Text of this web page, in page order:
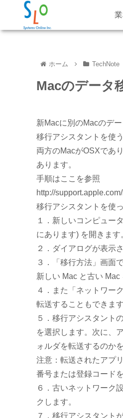
ホーム TechNote
Macのデータ
新Macに別のMacのデ
移行アシスタントを使う
両方のMacがOSXであ
あります。
手順はここを参照
http://
移行アシスタントを使
１．新しいコンピュー
にあります) を開きま
２．ダイアログが表示
３．「移行方法」画面
新しい Mac と古い
４．また「ネットワー
転送することもできます
５．移行アシスタント
を選択します。次に、
ォルダを転送するのか
注意：転送されたアプ
番号または登録コード
６．古いネットワーク
クします。
７．移行アシスタント